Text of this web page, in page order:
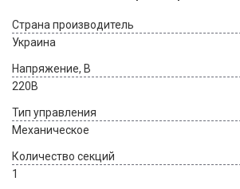
Страна производитель
Украина
Напряжение, В
220В
Тип управления
Механическое
Количество секций
1